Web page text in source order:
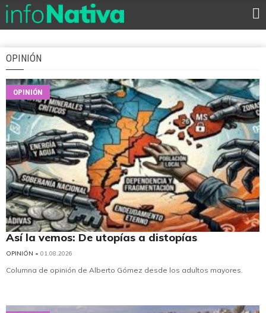
OPINIÓN
OPINIÓN
Así la vemos: De utopías a distopías
OPINIÓN • 01.08.2026
Columna de opinión de Alberto Gómez desde los adultos mayores.